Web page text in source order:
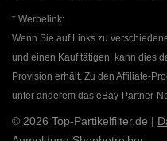
* Werbelink:
Wenn Sie auf Links zu
und einen Kauf tätigen, kann dies
Provision erhält. Zu den Affiliate-
unter anderem das eBay-Partner-
© 2026 Top-Partikelfilter.de |